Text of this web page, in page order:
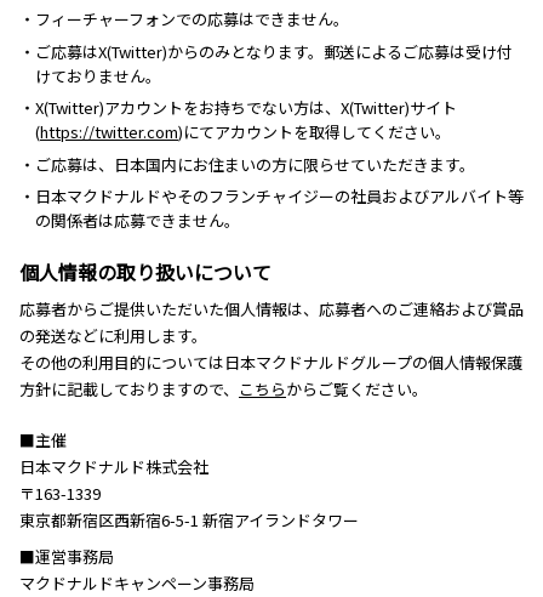
・フィーチャーフォンでの応募はできません。
・ご応募はX(Twitter)からのみとなります。郵送によるご応募は受け付
けておりません。
・X(Twitter)アカウントをお持ちでない方は、X(Twitter)サイト
(https://twitter.com)にてアカウントを取得してください。
・ご応募は、日本国内にお住まいの方に限らせていただきます。
・日本マクドナルドやそのフランチャイジーの社員およびアルバイト等
の関係者は応募できません。
個人情報の取り扱いについて
応募者からご提供いただいた個人情報は、応募者へのご連絡および賞品
の発送などに利用します。
その他の利用目的については日本マクドナルドグループの個人情報保護
方針に記載しておりますので、 こちらからご覧ください。
■主催
日本マクドナルド株式会社
〒163-1339
東京都新宿区西新宿6-5-1 新宿アイランドタワー
■運営事務局
マクドナルドキャンペーン事務局